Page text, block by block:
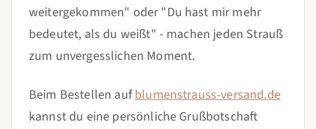
weitergekommen" oder "Du hast mir mehr
bedeutet, als du weißt" - machen jeden Strauß
zum unvergesslichen Moment.
Beim Bestellen aufblumenstrauss-versand.de
kannst du eine persönliche Grußbotschaft